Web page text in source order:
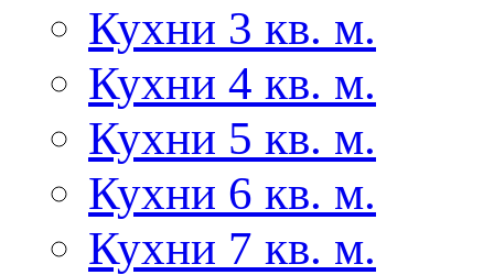
Кухни 3 кв. м.
Кухни 4 кв. м.
Кухни 5 кв. м.
Кухни 6 кв. м.
Кухни 7 кв. м.